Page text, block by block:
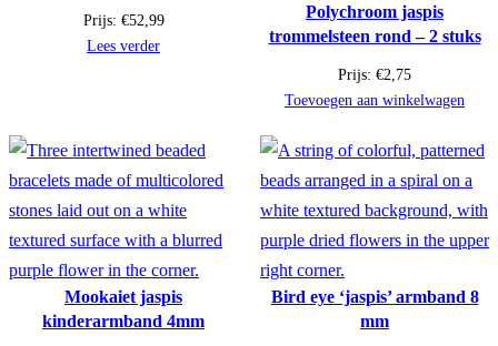
Prijs: €52,99
Lees verder
Polychroom jaspis
trommelsteen rond – 2 stuks
Prijs: €2,75
Toevoegen aan winkelwagen
Mookaiet jaspis
kinderarmband 4mm
Bird eye ‘jaspis’ armband 8
mm